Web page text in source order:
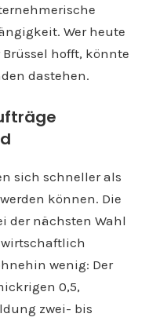
Wer heute
hofft, könnte
dastehen.
sich schneller als
können. Die
der nächsten Wahl
wenig: Der
0,5,
zwei- bis